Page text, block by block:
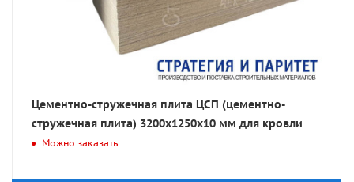
Цементно-стружечная плита ЦСП (цементно-
стружечная плита) 3200х1250х10 мм для кровли
Можно заказать